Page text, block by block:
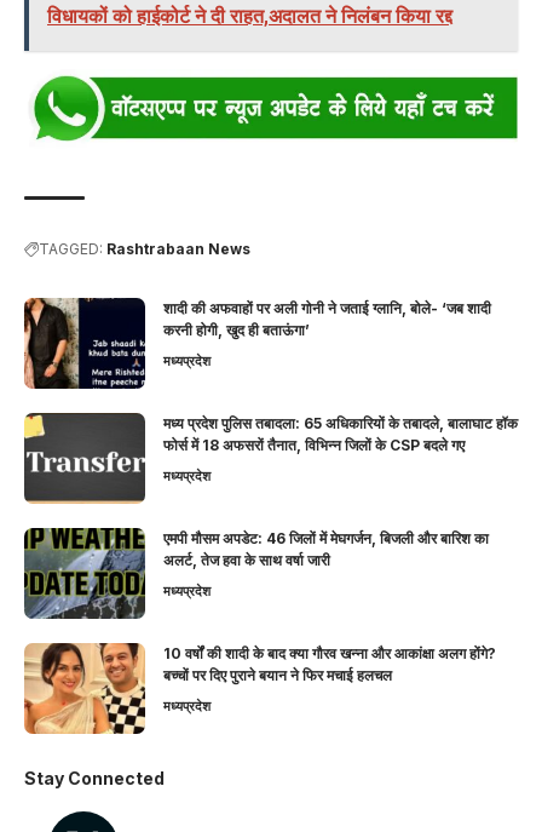
विधायकों को हाईकोर्ट ने दी राहत,अदालत ने निलंबन किया रद्द
TAGGED: Rashtrabaan News
शादी की अफवाहों पर अली गोनी ने जताई ग्लानि, बोले- ‘जब शादी
करनी होगी, खुद ही बताऊंगा’
मध्यप्रदेश
मध्य प्रदेश पुलिस तबादला: 65 अधिकारियों के तबादले, बालाघाट हॉक
फोर्स में 18 अफसरों तैनात, विभिन्न जिलों के CSP बदले गए
मध्यप्रदेश
एमपी मौसम अपडेट: 46 जिलों में मेघगर्जन, बिजली और बारिश का
अलर्ट, तेज हवा के साथ वर्षा जारी
मध्यप्रदेश
10 वर्षों की शादी के बाद क्या गौरव खन्ना और आकांक्षा अलग होंगे?
बच्चों पर दिए पुराने बयान ने फिर मचाई हलचल
मध्यप्रदेश
Stay Connected